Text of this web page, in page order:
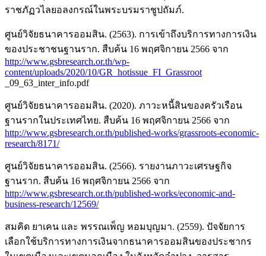
ราชภัฏวไลยอลงกรณ์ในพระบรมราชูปถัมภ์.
ศูนย์วิจัยธนาคารออมสิน. (2563). การเข้าถึงบริการทางการเงิน
ของประชาชนฐานราก. สืบค้น 16 พฤศจิกายน 2566 จาก
http://www.gsbresearch.or.th/wp-
content/uploads/2020/10/GR_hotissue_FI_Grassroot
_09_63_inter_info.pdf
ศูนย์วิจัยธนาคารออมสิน. (2020). ภาวะหนี้สินของครัวเรือน
ฐานรากในประเทศไทย. สืบค้น 16 พฤศจิกายน 2566 จาก
http://www.gsbresearch.or.th/published-works/grassroots-economic-
research/8171/
ศูนย์วิจัยธนาคารออมสิน. (2566). รายงานภาวะเศรษฐกิจ
ฐานราก. สืบค้น 16 พฤศจิกายน 2566 จาก
http://www.gsbresearch.or.th/published-works/economic-and-
business-research/12569/
สมคิด ยาเคน และ พรรณเพ็ญ หอมบุญมา. (2559). ปัจจัยการ
เลือกใช้บริการทางการเงินจากธนาคารออมสินของประชากร